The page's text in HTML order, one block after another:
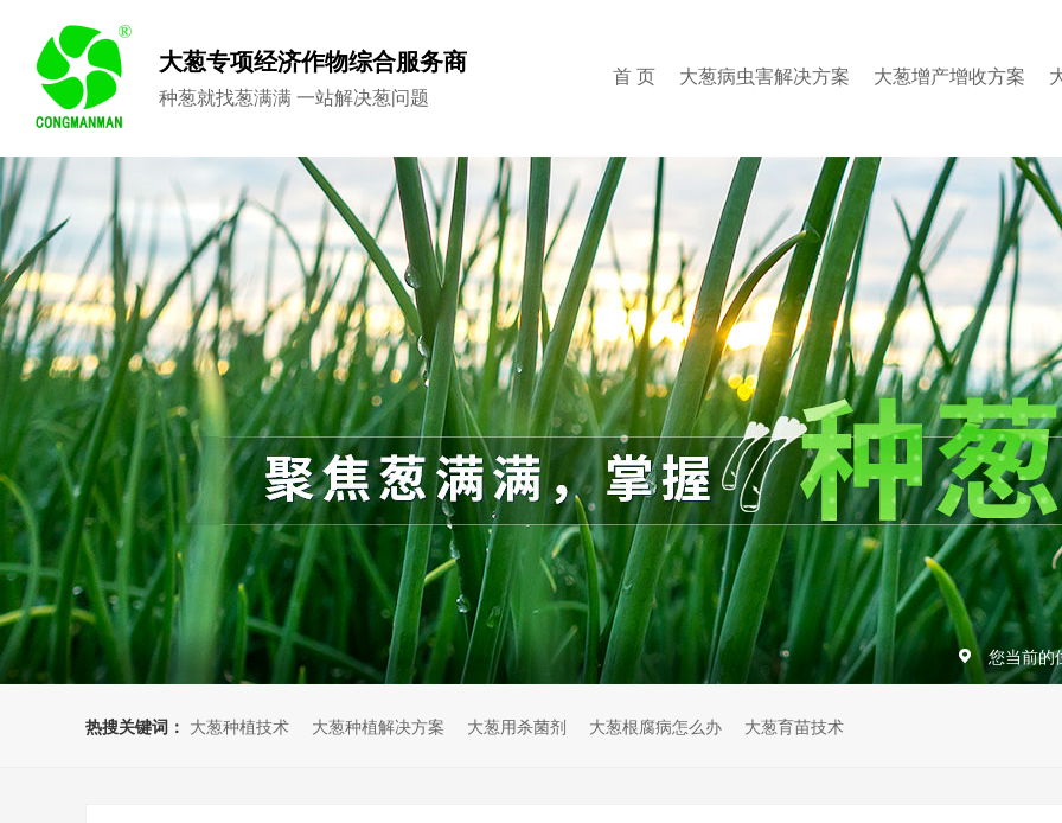
大葱专项经济作物综合服务商
种葱就找葱满满 一站解决葱问题
首 页 大葱病虫害解决方案 大葱增产增收方案
您当前的
热搜关键词： 大葱种植技术 大葱种植解决方案 大葱用杀菌剂 大葱根腐病怎么办 大葱育苗技术